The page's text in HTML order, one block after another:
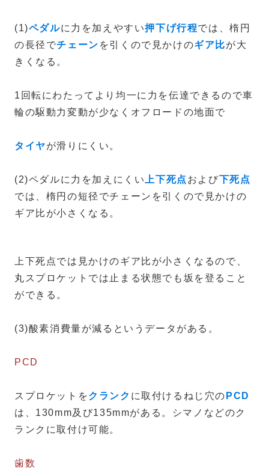
(1)ペダルに力を加えやすい押下げ行程では、楕円
の長径でチェーン を引くので見かけのギア比が大
きくなる。
1回転にわたってより均一に力を伝達できるので車
輪の駆動力変動が少なくオフロードの地面で
タイヤが滑りにくい。
(2)ペダルに力を加えにくい 上下死点 および下死点
では、楕円の短径でチェーンを引くので見かけの
ギア比が小さくなる。
上下死点では見かけのギア比が小さくなるので、
丸スプロケットでは止まる状態でも坂を登ること
ができる。
(3)酸素消費量が減るというデータがある。
PCD
スプロケットをクランク に取付けるねじ穴の PCD
は、130mm及び135mmがある。シマノなどのク
ランクに取付け可能。
歯数